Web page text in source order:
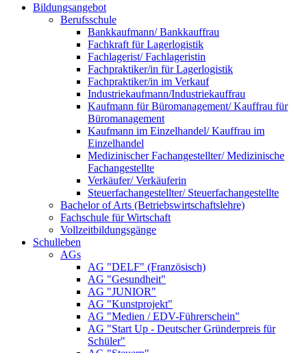
Bildungsangebot
Berufsschule
Bankkaufmann/ Bankkauffrau
Fachkraft für Lagerlogistik
Fachlagerist/ Fachlageristin
Fachpraktiker/in für Lagerlogistik
Fachpraktiker/in im Verkauf
Industriekaufmann/Industriekauffrau
Kaufmann für Büromanagement/ Kauffrau für
Büromanagement
Kaufmann im Einzelhandel/ Kauffrau im
Einzelhandel
Medizinischer Fachangestellter/ Medizinische
Fachangestellte
Verkäufer/ Verkäuferin
Steuerfachangestellter/ Steuerfachangestellte
Bachelor of Arts (Betriebswirtschaftslehre)
Fachschule für Wirtschaft
Vollzeitbildungsgänge
Schulleben
AGs
AG "DELF" (Französisch)
AG "Gesundheit"
AG "JUNIOR"
AG "Kunstprojekt"
AG "Medien / EDV-Führerschein"
AG "Start Up - Deutscher Gründerpreis für
Schüler"